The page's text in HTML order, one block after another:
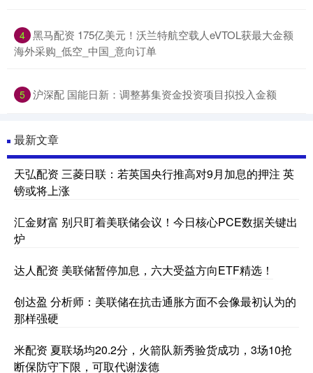
4 黑马配资 175亿美元！沃兰特航空载人eVTOL获最大金额
海外采购_低空_中国_意向订单
5 沪深配 国能日新：调整募集资金投资项目拟投入金额
最新文章
天弘配资 三菱日联：若英国央行推高对9月加息的押注 英
镑或将上涨
汇金财富 别只盯着美联储会议！今日核心PCE数据关键出
炉
达人配资 美联储暂停加息，六大受益方向ETF精选！
创达盈 分析师：美联储在抗击通胀方面不会像最初认为的
那样强硬
米配资 夏联场均20.2分，火箭队新秀验货成功，3场10抢
断保防守下限，可取代谢泼德